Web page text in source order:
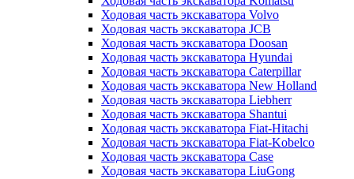
Ходовая часть экскаватора Volvo
Ходовая часть экскаватора JCB
Ходовая часть экскаватора Doosan
Ходовая часть экскаватора Hyundai
Ходовая часть экскаватора Caterpillar
Ходовая часть экскаватора New Holland
Ходовая часть экскаватора Liebherr
Ходовая часть экскаватора Shantui
Ходовая часть экскаватора Fiat-Hitachi
Ходовая часть экскаватора Fiat-Kobelco
Ходовая часть экскаватора Case
Ходовая часть экскаватора LiuGong